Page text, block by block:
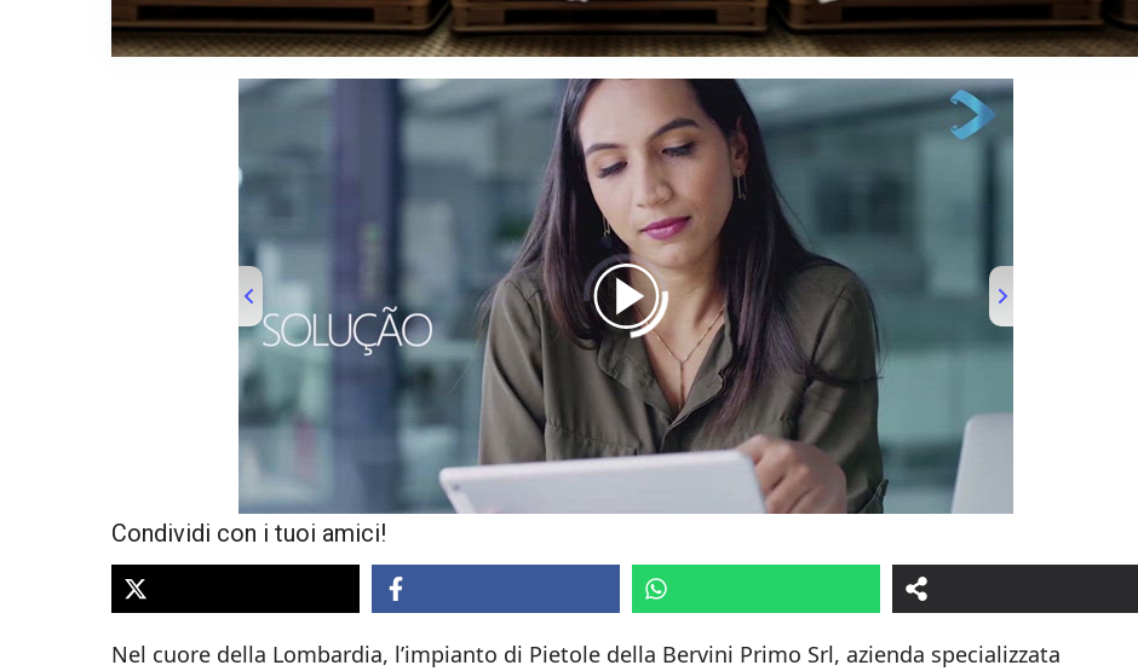
Condividi con i tuoi amici!
Nel cuore della Lombardia, l’impianto di Pietole della Bervini Primo Srl, azienda specializzata